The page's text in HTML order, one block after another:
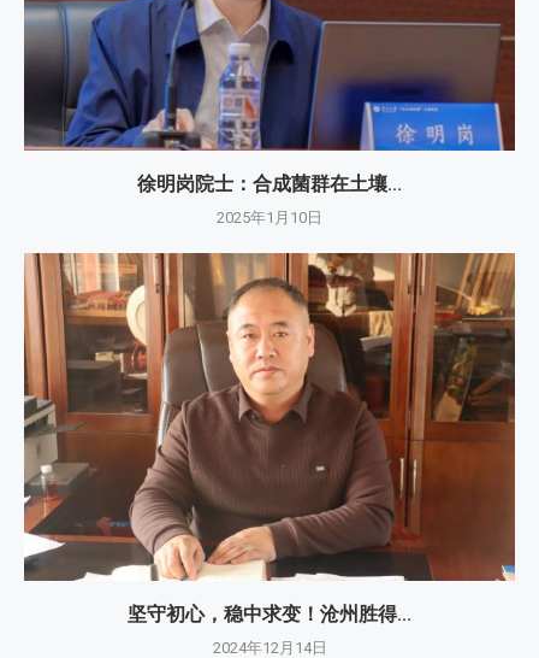
徐明岗院士：​合成菌群在土壤...
2025年1月10日
坚守初心，稳中求变！沧州胜得...
2024年12月14日